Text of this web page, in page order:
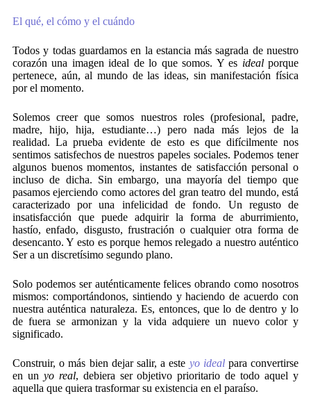
El qué, el cómo y el cuándo
Todos y todas guardamos en la estancia más sagrada de nuestro
corazón una imagen ideal de lo que somos. Y es idealporque
pertenece, aún, al mundo de las ideas, sin manifestación física
por el momento.
Solemos creer que somos nuestros roles (profesional, padre,
madre, hijo, hija, estudiante…) pero nada más lejos de la
realidad. La prueba evidente de esto es que difícilmente nos
sentimos satisfechos de nuestros papeles sociales. Podemos tener
algunos buenos momentos, instantes de satisfacción personal o
incluso de dicha. Sin embargo, una mayoría del tiempo que
pasamos ejerciendo como actores del gran teatro del mundo, está
caracterizado por una infelicidad de fondo. Un regusto de
insatisfacción que puede adquirir la forma de aburrimiento,
hastío, enfado, disgusto, frustración o cualquier otra forma de
desencanto. Y esto es porque hemos relegado a nuestro auténtico
Ser a un discretísimo segundo plano.
Solo podemos ser auténticamente felices obrando como nosotros
mismos: comportándonos, sintiendo y haciendo de acuerdo con
nuestra auténtica naturaleza. Es, entonces, que lo de dentro y lo
de fuera se armonizan y la vida adquiere un nuevo color y
significado.
Construir, o más bien dejar salir, a este yo idealpara convertirse
en un yo real, debiera ser objetivo prioritario de todo aquel y
aquella que quiera trasformar su existencia en el paraíso.